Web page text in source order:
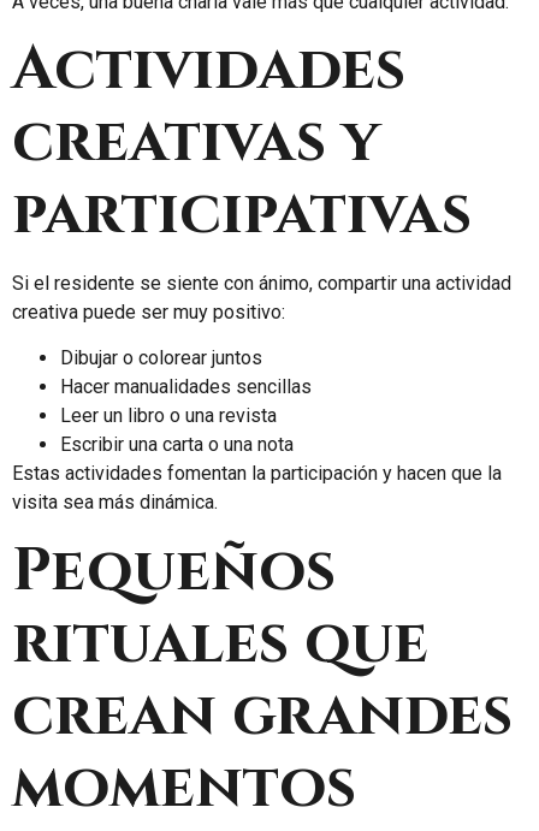
Actividades
creativas y
participativas
Si el residente se siente con ánimo, compartir una actividad
creativa puede ser muy positivo:
Dibujar o colorear juntos
Hacer manualidades sencillas
Leer un libro o una revista
Escribir una carta o una nota
Estas actividades fomentan la participación y hacen que la
visita sea más dinámica.
Pequeños
rituales que
crean grandes
momentos